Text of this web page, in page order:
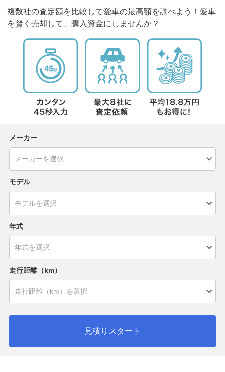
複数社の査定額を比較して愛車の最高額を調べよう！愛車
を賢く売却して、購入資金にしませんか？
メーカー
モデル
年式
走行距離（km）
見積りスタート